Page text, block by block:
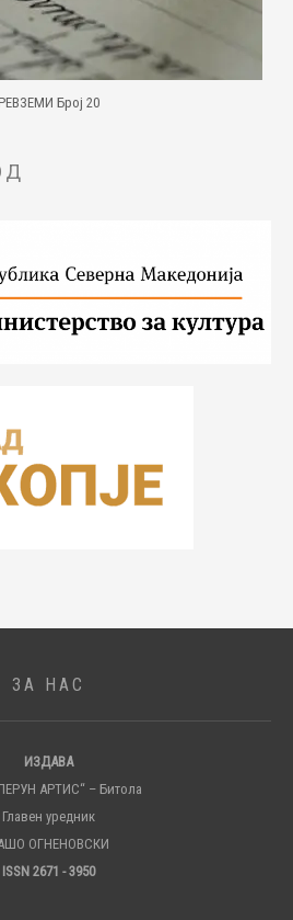
Број 20
ЗА НАС
ИЗДАВА
АРТИС“ – Битола
Главен уредник
ОГНЕНОВСКИ
ISSN 2671 - 3950